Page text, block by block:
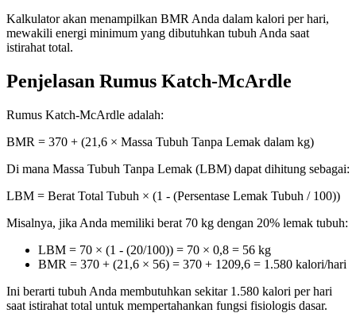
Kalkulator akan menampilkan BMR Anda dalam kalori per hari,
mewakili energi minimum yang dibutuhkan tubuh Anda saat
istirahat total.
Penjelasan Rumus Katch-McArdle
Rumus Katch-McArdle adalah:
BMR = 370 + (21,6 × Massa Tubuh Tanpa Lemak dalam kg)
Di mana Massa Tubuh Tanpa Lemak (LBM) dapat dihitung sebagai:
LBM = Berat Total Tubuh × (1 - (Persentase Lemak Tubuh / 100))
Misalnya, jika Anda memiliki berat 70 kg dengan 20% lemak tubuh:
LBM = 70 × (1 - (20/100)) = 70 × 0,8 = 56 kg
BMR = 370 + (21,6 × 56) = 370 + 1209,6 = 1.580 kalori/hari
Ini berarti tubuh Anda membutuhkan sekitar 1.580 kalori per hari
saat istirahat total untuk mempertahankan fungsi fisiologis dasar.